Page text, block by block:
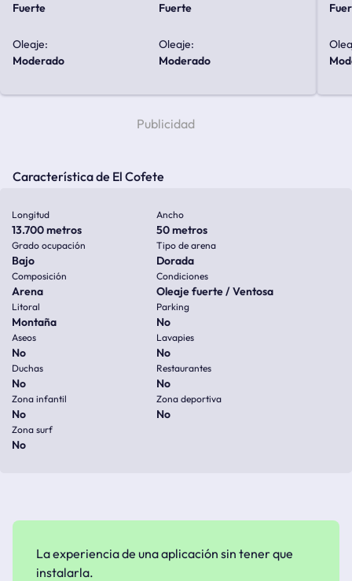
fuerte
Oleaje:
moderado
fuerte
Oleaje:
moderado
Característica de El Cofete
Longitud
13.700 metros
Ancho
50 metros
Grado ocupación
Bajo
Tipo de arena
Dorada
Composición
Arena
Condiciones
Oleaje fuerte / Ventosa
Litoral
Montaña
Parking
No
Aseos
No
Lavapies
No
Duchas
No
Restaurantes
No
Zona infantil
No
Zona deportiva
No
Zona surf
No
La experiencia de una aplicación sin tener que
instalarla.